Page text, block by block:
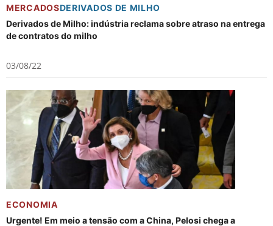
MERCADOSDERIVADOS DE MILHO
Derivados de Milho: indústria reclama sobre atraso na entrega
de contratos do milho
03/08/22
ECONOMIA
Urgente! Em meio a tensão com a China, Pelosi chega a